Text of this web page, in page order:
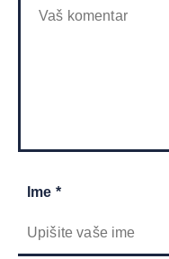
Ime *